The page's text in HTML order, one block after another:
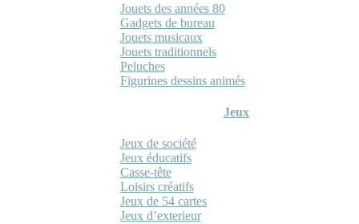
Jouets des années 80
Gadgets de bureau
Jouets musicaux
Jouets traditionnels
Peluches
Figurines dessins animés
Jeux
Jeux de société
Jeux éducatifs
Casse-tête
Loisirs créatifs
Jeux de 54 cartes
Jeux d’exterieur